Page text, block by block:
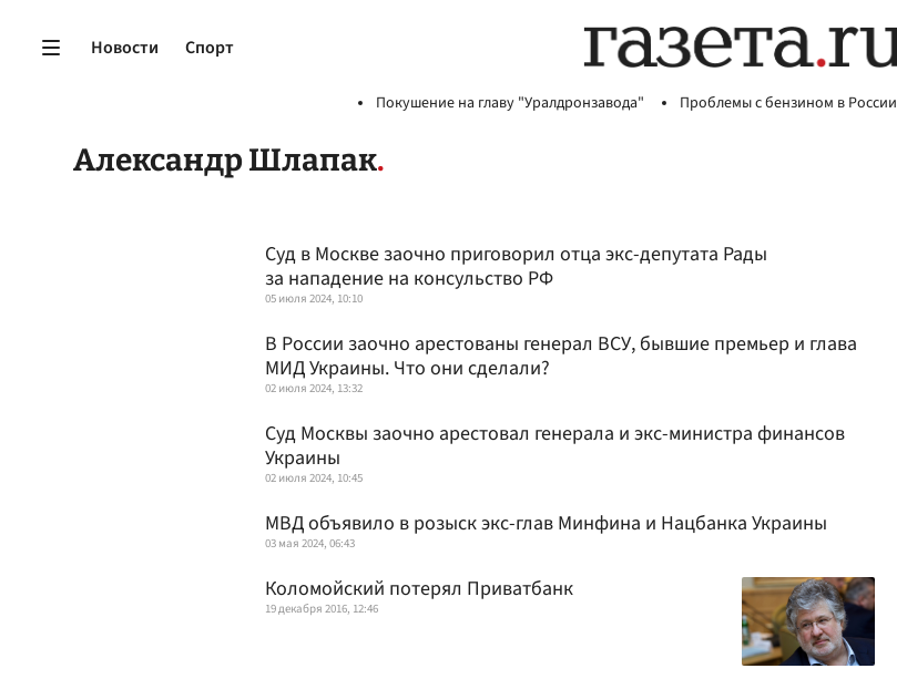
Новости Спорт
Покушение на главу "Уралдронзавода" Проблемы с бензином в России
Александр Шлапак
Суд в Москве заочно приговорил отца экс-депутата Рады
за нападение на консульство РФ
05 июля 2024, 10:10
В России заочно арестованы генерал ВСУ, бывшие премьер и глава
МИД Украины. Что они сделали?
02 июля 2024, 13:32
Суд Москвы заочно арестовал генерала и экс-министра финансов
Украины
02 июля 2024, 10:45
МВД объявило в розыск экс-глав Минфина и Нацбанка Украины
03 мая 2024, 06:43
Коломойский потерял Приватбанк
19 декабря 2016, 12:46